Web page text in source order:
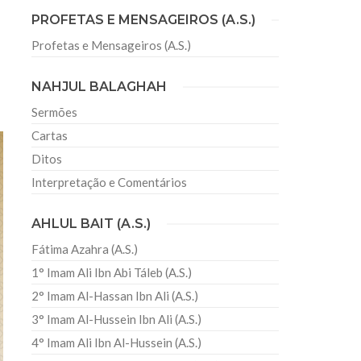
recebe o ex-ministro das
Islâmica do Irã
o Centro Islâmico no Brasil recebeu em sua
das Relações Exteriores da República Islâmica
se visitando
PROFETAS E MENSAGEIROS (A.S.)
Profetas e Mensageiros (A.S.)
NAHJUL BALAGHAH
Sermões
Cartas
Ditos
Interpretação e Comentários
AHLUL BAIT (A.S.)
Fátima Azahra (A.S.)
1° Imam Ali Ibn Abi Táleb (A.S.)
2° Imam Al-Hassan Ibn Ali (A.S.)
3° Imam Al-Hussein Ibn Ali (A.S.)
4° Imam Ali Ibn Al-Hussein (A.S.)